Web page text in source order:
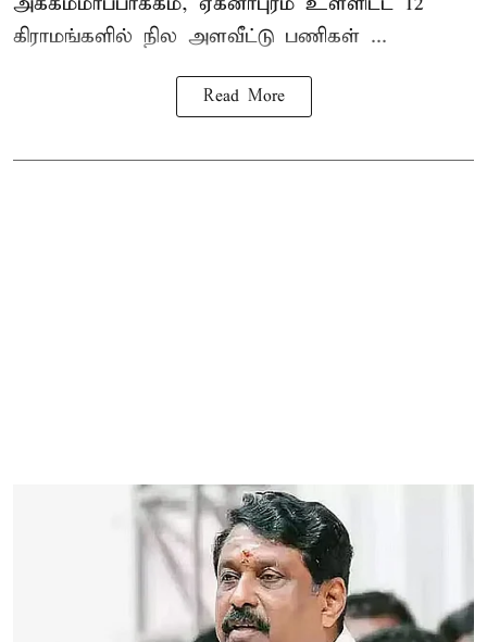
கிராமங்களில் நில அளவீட்டு பணிகள் ...
Read More